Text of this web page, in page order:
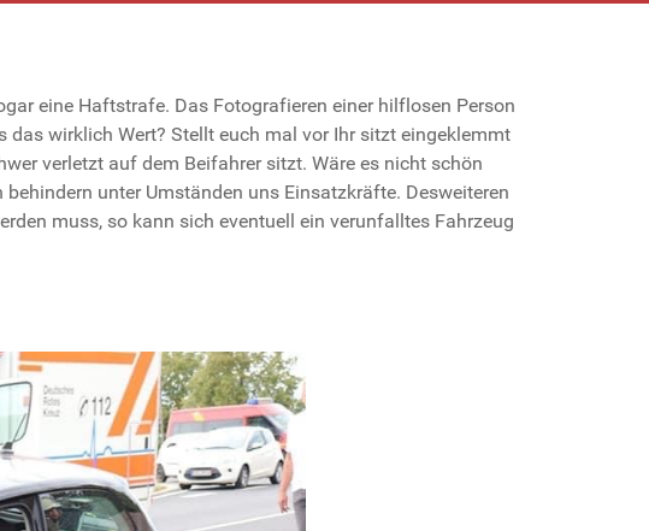
eine Haftstrafe. Das Fotografieren einer hilflosen Person
wirklich Wert? Stellt euch mal vor Ihr sitzt eingeklemmt
verletzt auf dem Beifahrer sitzt. Wäre es nicht schön
unter Umständen uns Einsatzkräfte. Desweiteren
muss, so kann sich eventuell ein verunfalltes Fahrzeug